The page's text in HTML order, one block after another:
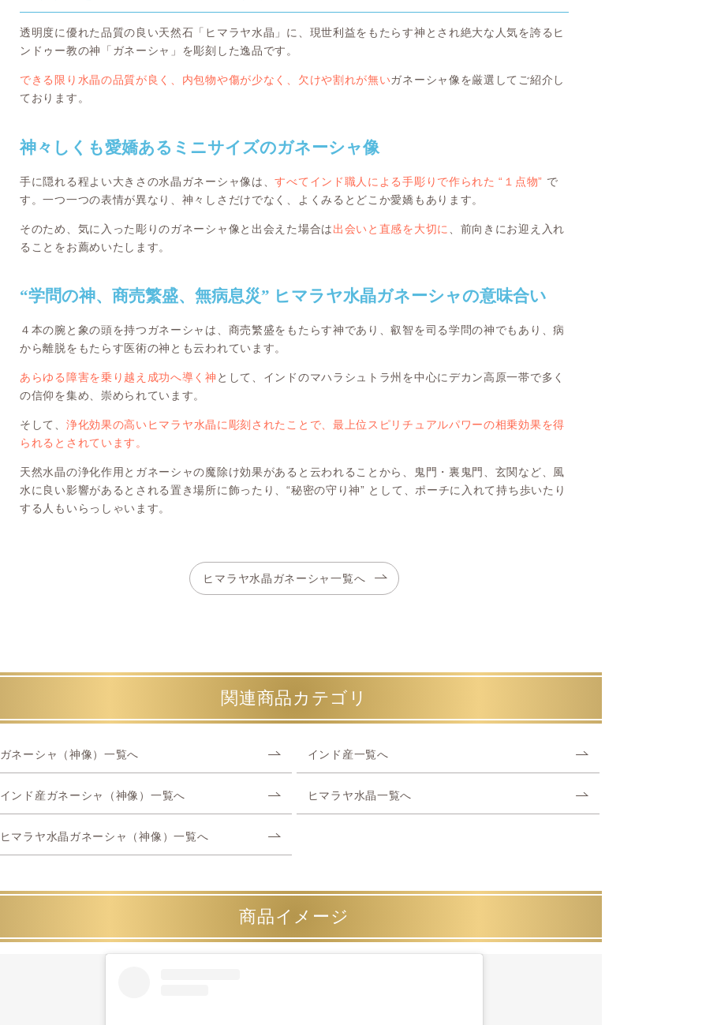
透明度に優れた品質の良い天然石「ヒマラヤ水晶」に、現世利益をもたらす神とされ絶大な人気を誇るヒ
ンドゥー教の神「ガネーシャ」を彫刻した逸品です。
できる限り水晶の品質が良く、内包物や傷が少なく、欠けや割れが無いガネーシャ像を厳選してご紹介し
ております。
神々しくも愛嬌あるミニサイズのガネーシャ像
手に隠れる程よい大きさの水晶ガネーシャ像は、すべてインド職人による手彫りで作られた “１点物” で
す。一つ一つの表情が異なり、神々しさだけでなく、よくみるとどこか愛嬌もあります。
そのため、気に入った彫りのガネーシャ像と出会えた場合は出会いと直感を大切に
、前向きにお迎え入れ
ることをお薦めいたします。
“学問の神、商売繁盛、無病息災” ヒマラヤ水晶ガネーシャの意味合い
４本の腕と象の頭を持つガネーシャは、商売繁盛をもたらす神であり、叡智を司る学問の神でもあり、病
から離脱をもたらす医術の神とも云われています。
あらゆる障害を乗り越え成功へ導く神 として、インドのマハラシュトラ州を中心にデカン高原一帯で多く
の信仰を集め、崇められています。
そして、 浄化効果の高いヒマラヤ水晶に彫刻されたことで、最上位スピリチュアルパワーの相乗効果を得
られるとされています。
天然水晶の浄化作用とガネーシャの魔除け効果があると云われることから、鬼門・裏鬼門、玄関など、風
水に良い影響があるとされる置き場所に飾ったり、“秘密の守り神” として、ポーチに入れて持ち歩いたり
する人もいらっしゃいます。
ヒマラヤ水晶ガネーシャ一覧へ
関連商品カテゴリ
ガネーシャ（神像）一覧へ インド産一覧へ
インド産ガネーシャ（神像）一覧へ ヒマラヤ水晶一覧へ
ヒマラヤ水晶ガネーシャ（神像）一覧へ
商品イメージ